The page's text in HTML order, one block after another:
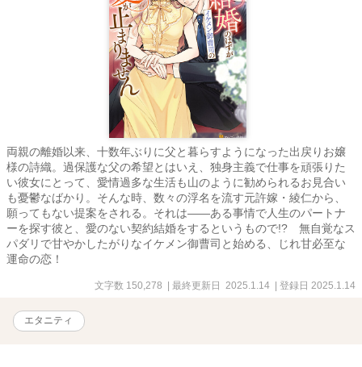
両親の離婚以来、十数年ぶりに父と暮らすようになった出戻りお嬢
様の詩織。過保護な父の希望とはいえ、独身主義で仕事を頑張りた
い彼女にとって、愛情過多な生活も山のように勧められるお見合い
も憂鬱なばかり。そんな時、数々の浮名を流す元許嫁・綾仁から、
願ってもない提案をされる。それは――ある事情で人生のパートナ
ーを探す彼と、愛のない契約結婚をするというもので!? 無自覚なス
パダリで甘やかしたがりなイケメン御曹司と始める、じれ甘必至な
運命の恋！
文字数 150,278 | 最終更新日 2025.1.14 | 登録日 2025.1.14
エタニティ